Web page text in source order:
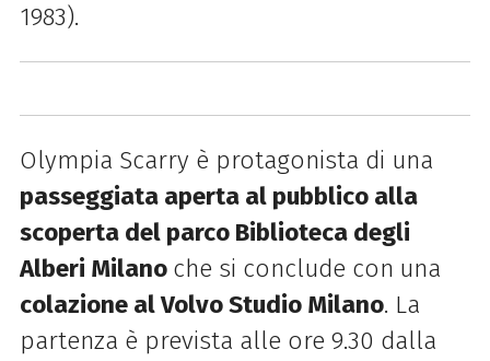
1983).
Olympia Scarry è protagonista di una
passeggiata aperta al pubblico alla
scoperta del parco Biblioteca degli
Alberi Milano che si conclude con una
colazione al Volvo Studio Milano. La
partenza è prevista alle ore 9.30 dalla